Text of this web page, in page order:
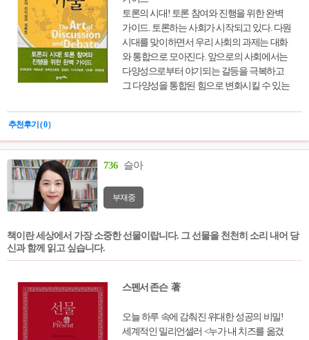
토론의 시대! 토론 참여와 진행을 위한 완벽
가이드. 토론하는 사회가 시작되고 있다. 다원
시대를 맞이하면서 우리 사회의 과제는 대화
와 통합으로 모아진다. 앞으로의 사회에서는
다양성으로부터 야기되는 갈등을 극복하고
그 다양성을 통합된 힘으로 변화시킬 수 있는
그 대안이 되고 있다. 토론자, 사회자 , 주최자
추천후기 ( 0 )
736 슬아
부재중
책이란 세상에서 가장 소중한 선물이랍니다. 그 선물을 천천히 소리 내어 당
신과 함께 읽고 싶습니다.
스펜서 존슨 著
오늘 하루 속에 감춰진 위대한 성공의 비밀!
세계적인 밀리언셀러 <누가 내 치즈를 옮겼